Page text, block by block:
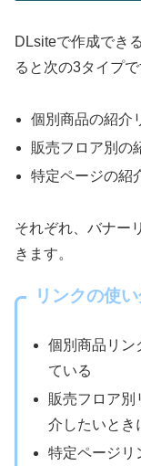
DLsiteで作成でき
ると次の3タイプで
個別商品の紹介
販売フロア別の
特定ページの紹
それぞれ、バナー
きます。
リンクの使
個別商品リン
ている
販売フロア別
介したいとき
特定ページリ